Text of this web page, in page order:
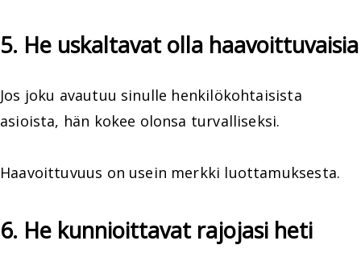
5. He uskaltavat olla haavoittuvaisia
Jos joku avautuu sinulle henkilökohtaisista
asioista, hän kokee olonsa turvalliseksi.
Haavoittuvuus on usein merkki luottamuksesta.
6. He kunnioittavat rajojasi heti